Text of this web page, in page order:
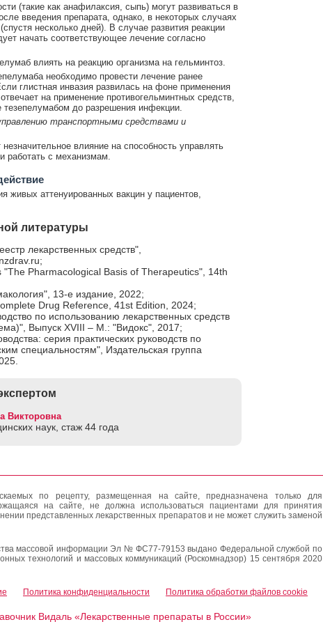
(такие как анафилаксия, сыпь) могут развиваться в
введения препарата, однако, в некоторых случаях
несколько дней). В случае развития реакции
начать соответствующее лечение согласно
влиять на реакцию организма на гельминтоз.
необходимо провести лечение ранее
глистная инвазия развилась на фоне применения
на применение противогельминтных средств,
тезепелумабом до разрешения инфекции.
транспортными средствами и
влияние на способность управлять
работать с механизмам.
живых аттенуированных вакцин у пациентов,
литературы
лекарственных средств",
"The Pharmacological Basis of Therapeutics", 14th
13-е издание, 2022;
Drug Reference, 41st Edition, 2024;
по использованию лекарственных средств
Выпуск XVIII – М.: "Видокс", 2017;
серия практических руководств по
специальностям", Издательская группа
Викторовна
наук, стаж 44 годa
по рецепту, размещенная на сайте, предназначена только для
на сайте, не должна использоваться пациентами для принятия
представленных лекарственных препаратов и не может служить заменой
массовой информации Эл № ФС77-79153 выдано Федеральной службой по
технологий и массовых коммуникаций (Роскомнадзор) 15 сентября 2020
Политика конфиденциальности Политика обработки файлов cookie
Видаль «Лекарственные препараты в России»